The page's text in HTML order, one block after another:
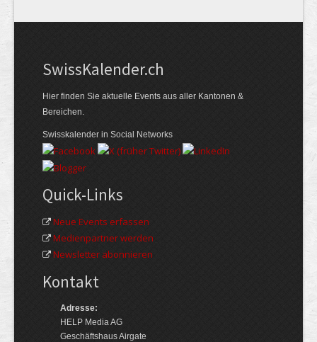
Swiss­Kalender.ch
Hier finden Sie aktuelle Events aus aller Kantonen &
Bereichen.
Swisskalender in Social Networks
Quick-Links
Neue Events erfassen
Medienpartner werden
Newsletter abonnieren
Kontakt
Adresse:
HELP Media AG
Geschäftshaus Airgate